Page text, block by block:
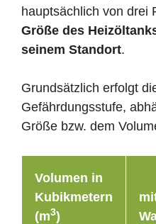
hauptsächlich von drei
Größe des
seinem Standort.
Grundsätzlich erfolgt
Gefährdungsstufe,
Größe bzw. dem
Volumen in
Kubikmetern
(m3)